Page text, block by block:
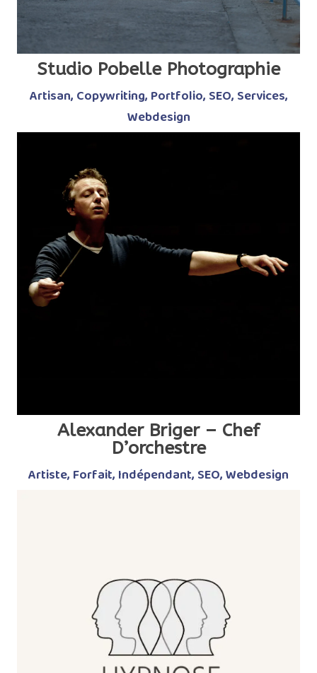
Studio Pobelle Photographie
Artisan, Copywriting, Portfolio, SEO, Services,
Webdesign
Alexander Briger – Chef
D’orchestre
Artiste, Forfait, Indépendant, SEO,Webdesign